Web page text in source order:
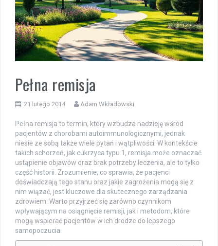
Pełna remisja
21 lutego 2014 Adam Wkładowski
Pełna remisja to termin, który wzbudza nadzieję wśród
pacjentów z chorobami autoimmunologicznymi, jednak
niesie ze sobą także wiele pytań i wątpliwości. W kontekście
takich schorzeń, jak cukrzyca typu 1, remisja może oznaczać
ustąpienie objawów oraz brak potrzeby leczenia, ale to tylko
część historii. Zrozumienie, co sprawia, że pacjenci
doświadczają tego stanu oraz jakie zagrożenia mogą się z
nim wiązać, jest kluczowe dla skutecznego zarządzania
zdrowiem. Warto przyjrzeć się zarówno czynnikom
wpływającym na osiągnięcie remisji, jak i metodom, które
mogą wspierać pacjentów w ich drodze do lepszego
samopoczucia.